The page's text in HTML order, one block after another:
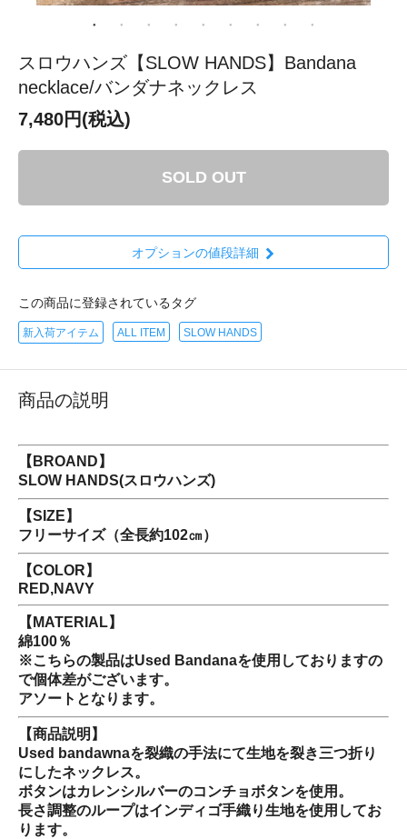
スロウハンズ【SLOW HANDS】Bandana
necklace/バンダナネックレス
7,480円(税込)
SOLD OUT
オプションの値段詳細
この商品に登録されているタグ
新入荷アイテム ALL ITEM SLOW HANDS
商品の説明
【BROAND】
SLOW HANDS(スロウハンズ)
【SIZE】
フリーサイズ（全長約102㎝）
【COLOR】
RED,NAVY
【MATERIAL】
綿100％
※こちらの製品はUsed Bandanaを使用しておりますの
で個体差がございます。
アソートとなります。
【商品説明】
Used bandawnaを裂織の手法にて生地を裂き三つ折り
にしたネックレス。
ボタンはカレンシルバーのコンチョボタンを使用。
長さ調整のループはインディゴ手織り生地を使用してお
ります。